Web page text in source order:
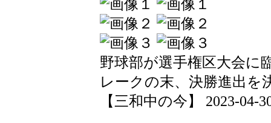
野球部が選手権区大会に
レークの末、決勝進出を
【三和中の今】 2023-04-